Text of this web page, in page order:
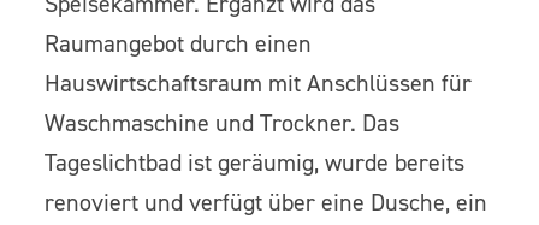
Raumangebot durch einen
Hauswirtschaftsraum mit Anschlüssen für
Waschmaschine und Trockner. Das
Tageslichtbad ist geräumig, wurde bereits
renoviert und verfügt über eine Dusche, ein